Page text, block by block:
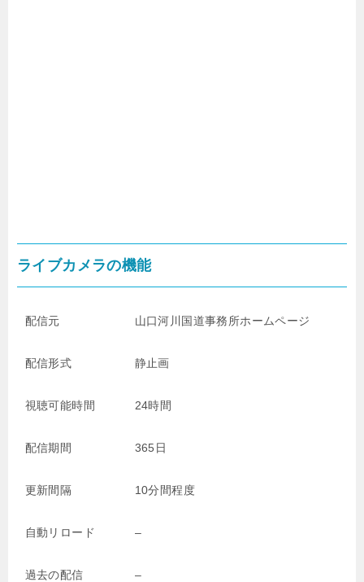
ライブカメラの機能
配信元 山口河川国道事務所ホームページ
配信形式 静止画
視聴可能時間 24時間
配信期間 365日
更新間隔 10分間程度
自動リロード –
過去の配信 –